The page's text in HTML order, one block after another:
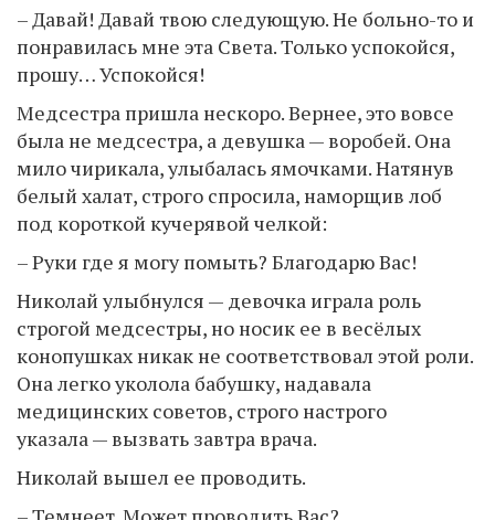
– Давай! Давай твою следующую. Не больно-то и
понравилась мне эта Света. Только успокойся,
прошу… Успокойся!
Медсестра пришла нескоро. Вернее, это вовсе
была не медсестра, а девушка — воробей. Она
мило чирикала, улыбалась ямочками. Натянув
белый халат, строго спросила, наморщив лоб
под короткой кучерявой челкой:
– Руки где я могу помыть? Благодарю Вас!
Николай улыбнулся — девочка играла роль
строгой медсестры, но носик ее в весёлых
конопушках никак не соответствовал этой роли.
Она легко уколола бабушку, надавала
медицинских советов, строго настрого
указала — вызвать завтра врача.
Николай вышел ее проводить.